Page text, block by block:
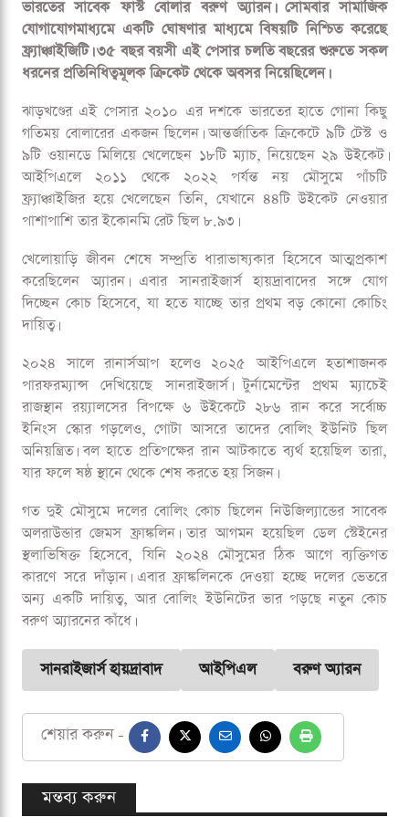
সানরাইজার্স হায়দ্রাবাদের নতুন বোলিং কোচ বরুণ
গুগল নিউজে ক্রিকেট৯৭ এর খবর পড়তেফলোকরুন
সানরাইজার্স হায়দ্রাবাদের বোলিং কোচ হিসেবে নতুন দায়িত্ব পেলেন
ভারতের সাবেক ফাস্ট বোলার বরুণ অ্যারন। সোমবার সামাজিক
যোগাযোগমাধ্যমে একটি ঘোষণার মাধ্যমে বিষয়টি নিশ্চিত করেছে
ধরনের প্রতিনিধিত্বমূলক ক্রিকেট থেকে অবসর নিয়েছিলেন।
ঝাড়খণ্ডের এই পেসার ২০১০ এর দশকে ভারতের হাতে গোনা কিছু
গতিময় বোলারের একজন ছিলেন। আন্তর্জাতিক ক্রিকেটে ৯টি টেস্ট ও
আইপিএলে ২০১১ থেকে ২০২২ পর্যন্ত নয় মৌসুমে পাঁচটি
ফ্র্যাঞ্চাইজির হয়ে খেলেছেন তিনি, যেখানে ৪৪টি উইকেট নেওয়ার
পাশাপাশি তার ইকোনমি রেট ছিল ৮.৯৩।
খেলোয়াড়ি জীবন শেষে সম্প্রতি ধারাভাষ্যকার হিসেবে আত্মপ্রকাশ
করেছিলেন অ্যারন। এবার সানরাইজার্স হায়দ্রাবাদের সঙ্গে যোগ
দিচ্ছেন কোচ হিসেবে, যা হতে যাচ্ছে তার প্রথম বড় কোনো কোচিং
দায়িত্ব।
২০২৪ সালে রানার্সআপ হলেও ২০২৫ আইপিএলে হতাশাজনক
পারফরম্যান্স দেখিয়েছে সানরাইজার্স। টুর্নামেন্টের প্রথম ম্যাচেই
রাজস্থান রয়্যালসের বিপক্ষে ৬ উইকেটে ২৮৬ রান করে সর্বোচ্চ
ইনিংস স্কোর গড়লেও, গোটা আসরে তাদের বোলিং ইউনিট ছিল
যার ফলে ষষ্ঠ স্থানে থেকে শেষ করতে হয় সিজন।
গত দুই মৌসুমে দলের বোলিং কোচ ছিলেন নিউজিল্যান্ডের সাবেক
অলরাউন্ডার জেমস ফ্রাঙ্কলিন। তার আগমন হয়েছিল ডেল স্টেইনের
স্থলাভিষিক্ত হিসেবে, যিনি ২০২৪ মৌসুমের ঠিক আগে ব্যক্তিগত
কারণে সরে দাঁড়ান। এবার ফ্রাঙ্কলিনকে দেওয়া হচ্ছে দলের ভেতরে
অন্য একটি দায়িত্ব, আর বোলিং ইউনিটের ভার পড়ছে নতুন কোচ
বরুণ অ্যারনের কাঁধে।